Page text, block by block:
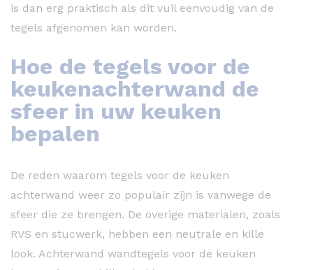
is dan erg praktisch als dit vuil eenvoudig van de
tegels afgenomen kan worden.
Hoe de tegels voor de
keukenachterwand de
sfeer in uw keuken
bepalen
De reden waarom tegels voor de keuken
achterwand weer zo populair zijn is vanwege de
sfeer die ze brengen. De overige materialen, zoals
RVS en stucwerk, hebben een neutrale en kille
look. Achterwand wandtegels voor de keuken